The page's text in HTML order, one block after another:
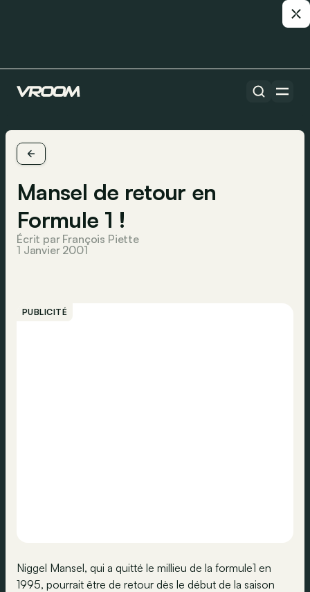
Mansel de retour en
Formule 1 !
Écrit par François Piette
1 Janvier 2001
PUBLICITÉ
Niggel Mansel, qui a quitté le millieu de la formule1 en
1995, pourrait être de retour dès le début de la saison